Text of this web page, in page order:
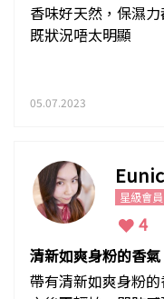
香味好天然，保濕
既狀況唔太明顯
05.07.2023
星級會員
4
清新如爽身粉的香氣
帶有清新如爽身粉